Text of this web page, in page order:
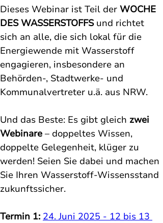
Dieses Webinar ist Teil der WOCHE
DES WASSERSTOFFS und richtet
sich an alle, die sich lokal für die
Energiewende mit Wasserstoff
engagieren, insbesondere an
Behörden-, Stadtwerke- und
Kommunalvertreter u.ä. aus NRW.
Und das Beste: Es gibt gleich zwei
Webinare – doppeltes Wissen,
doppelte Gelegenheit, klüger zu
werden! Seien Sie dabei und machen
Sie Ihren Wasserstoff-Wissensstand
zukunftssicher.
Termin 1: 24. Juni 2025 - 12 bis 13